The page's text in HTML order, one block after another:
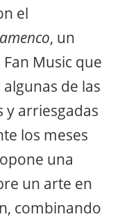
el
, un
Music que
de las
y arriesgadas
los meses
una
un arte en
combinando